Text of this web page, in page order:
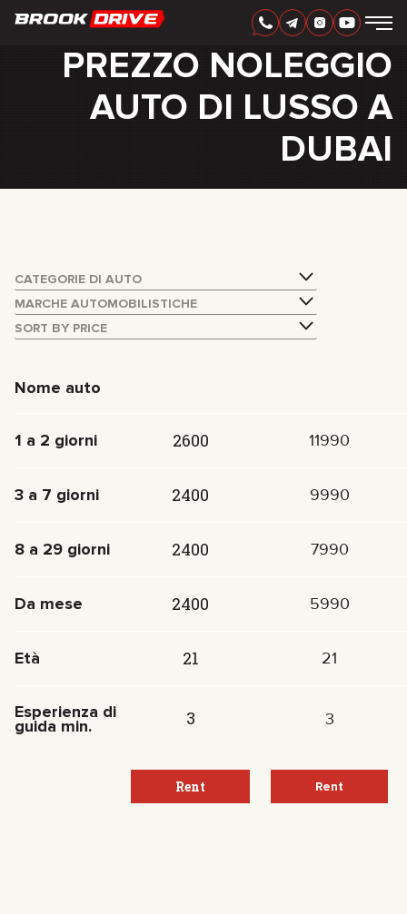
AED
info@brook-drive.rent
+ 971 52 193 88 88
+ 7 925 283 88 88
PREZZO NOLEGGIO
AUTO DI LUSSO A
DUBAI
CATEGORIE DI AUTO
MARCHE AUTOMOBILISTICHE
SORT BY PRICE
Nome auto
1 a 2 giorni 2600 11990
3 a 7 giorni 2400 9990
8 a 29 giorni 2400 7990
Da mese 2400 5990
Età 21 21
Esperienza di
guida min. 3 3
Rent Rent